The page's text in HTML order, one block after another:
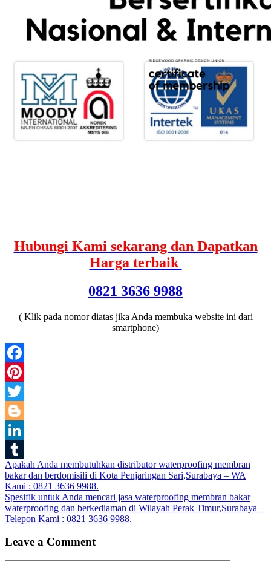
Hubungi Kami sekarang dan Dapatkan
Harga terbaik
0821 3636 9988
( Klik pada nomor diatas jika Anda membuka website ini dari
smartphone)
Facebook
Pinterest
Twitter
Blogger
LinkedIn
Tumblr
Post
navigation
Apakah Anda membutuhkan distributor waterproofing membran
bakar dan berdomisili di Kota Penjaringan Sari,Surabaya – WA
Kami : 0821 3636 9988.
Spesifik untuk Anda mencari jasa waterproofing membran bakar
waterproofing dan berkediaman di Wilayah Perak Timur,Surabaya –
Telepon Kami : 0821 3636 9988.
Leave a Comment